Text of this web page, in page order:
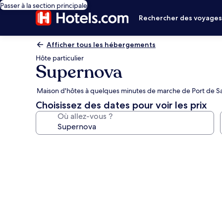
Passer à la section principale
Rechercher des voyages
Afficher tous les hébergements
Hôte particulier
Supernova
Maison d'hôtes à quelques minutes de marche de Port de
Choisissez des dates pour voir les prix
Où allez-vous ?